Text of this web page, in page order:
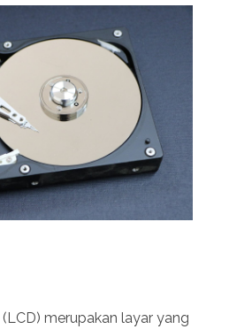
(LCD) merupakan layar yang